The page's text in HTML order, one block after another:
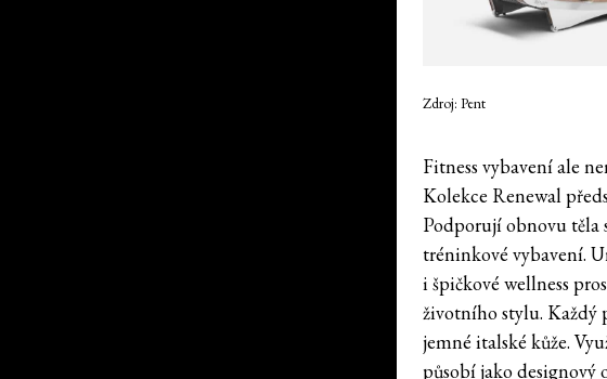
Zdroj: Pent
Fitness vybavení ale
Kolekce Renewal
Podporují obnovu těla
tréninkové vybavení.
i špičkové wellness
životního stylu. Každý
jemné italské kůže.
působí jako designový